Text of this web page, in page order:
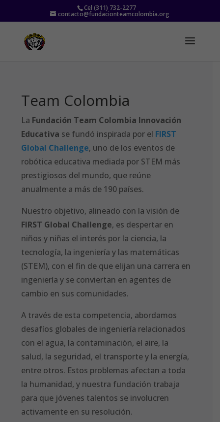
Cel (311) 732-2277
contacto@fundacionteamcolombia.org
Team Colombia
La Fundación Team Colombia Innovación
Educativa se fundó inspirada por el FIRST
Global Challenge, uno de los eventos de
robótica educativa mediada por STEM más
prestigiosos del mundo, que reúne
anualmente a más de 190 países.
Nuestro objetivo, alineado con la visión de
FIRST Global Challenge, es despertar en
niños y niñas el interés por la ciencia, la
tecnología, la ingeniería y las matemáticas
(STEM), con el fin de que elijan una carrera en
ingeniería y se conviertan en agentes de
cambio en sus comunidades.
A través de esta competencia, abordamos
desafíos globales de ingeniería relacionados
con el agua, la contaminación, el aire, la
salud, la seguridad, el transporte y la energía,
entre otros. Estos problemas afectan a toda
la humanidad, y nuestra fundación trabaja
para que jóvenes talentos se involucren
activamente en su resolución.